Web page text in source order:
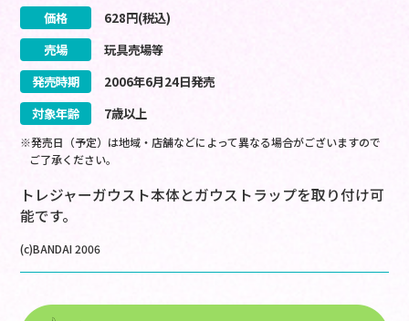
価格 628円(税込)
売場
玩具売場等
発売時期
2006年6月24日発売
対象年齢
7歳以上
※発売日（予定）は地域・店舗などによって異なる場合がございますので
ご了承ください。
トレジャーガウスト本体とガウストラップを取り付け可
能です。
(c)BANDAI 2006